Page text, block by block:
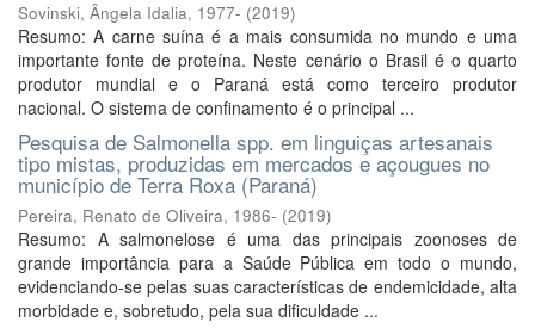
Sovinski, Ângela Idalia, 1977- (2019)
Resumo: A carne suína é a mais consumida no mundo e uma
importante fonte de proteína. Neste cenário o Brasil é o quarto
produtor mundial e o Paraná está como terceiro produtor
nacional. O sistema de confinamento é o principal ...
Pesquisa de Salmonella spp. em linguiças artesanais
tipo mistas, produzidas em mercados e açougues no
município de Terra Roxa (Paraná)
Pereira, Renato de Oliveira, 1986- (2019)
Resumo: A salmonelose é uma das principais zoonoses de
grande importância para a Saúde Pública em todo o mundo,
evidenciando-se pelas suas características de endemicidade, alta
morbidade e, sobretudo, pela sua dificuldade ...